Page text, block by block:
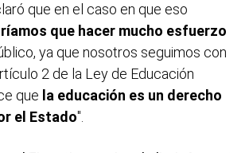
que en el caso en que eso
que hacer mucho esfuerzo
ya que nosotros seguimos con
2 de la Ley de Educación
que la educación es un derecho
el Estado".